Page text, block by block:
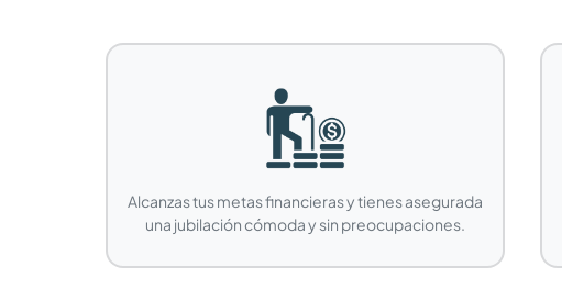
Alcanzas tus metas financieras y tienes asegurada
una jubilación cómoda y sin preocupaciones.